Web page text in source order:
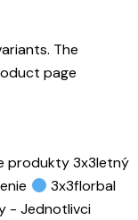
The
page
produkty 3x3letný
3x3florbal
- Jednotlivci